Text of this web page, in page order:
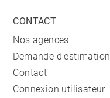
CONTACT
Nos agences
Demande d'estimation
Contact
Connexion utilisateur